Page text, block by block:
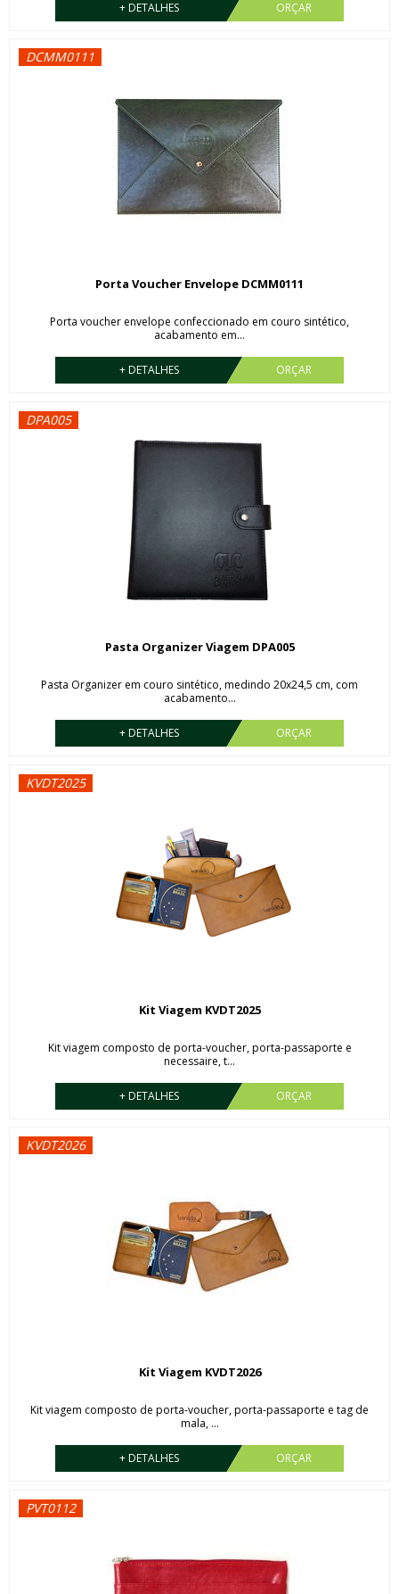
+ DETALHES ORÇAR
DCMM0111
Porta Voucher Envelope DCMM0111
Porta voucher envelope confeccionado em couro sintético,
acabamento em...
+ DETALHES ORÇAR
DPA005
Pasta Organizer Viagem DPA005
Pasta Organizer em couro sintético, medindo 20x24,5 cm, com
acabamento...
+ DETALHES ORÇAR
KVDT2025
Kit Viagem KVDT2025
Kit viagem composto de porta-voucher, porta-passaporte e
necessaire, t...
+ DETALHES ORÇAR
KVDT2026
Kit Viagem KVDT2026
Kit viagem composto de porta-voucher, porta-passaporte e tag de
mala, ...
+ DETALHES ORÇAR
PVT0112